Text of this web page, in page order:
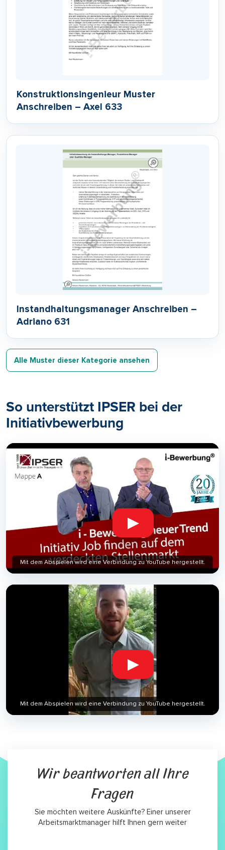
Konstruktionsingenieur Muster
Anschreiben – Axel 633
Instandhaltungsmanager Anschreiben –
Adriano 631
Alle Muster dieser Kategorie ansehen
So unterstützt IPSER bei der
Initiativbewerbung
▶
Mit dem Abspielen wird eine Verbindung zu YouTube hergestellt.
▶
Mit dem Abspielen wird eine Verbindung zu YouTube hergestellt.
Wir beantworten all Ihre
Fragen
Sie möchten weitere Auskünfte? Einer unserer
Arbeitsmarktmanager hilft Ihnen gern weiter